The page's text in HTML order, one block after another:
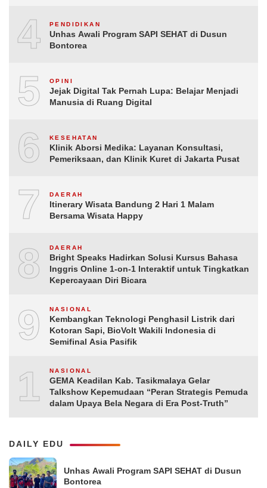
4 PENDIDIKAN
Unhas Awali Program SAPI SEHAT di Dusun
Bontorea
5 OPINI
Jejak Digital Tak Pernah Lupa: Belajar Menjadi
Manusia di Ruang Digital
6 KESEHATAN
Klinik Aborsi Medika: Layanan Konsultasi,
Pemeriksaan, dan Klinik Kuret di Jakarta Pusat
7 DAERAH
Itinerary Wisata Bandung 2 Hari 1 Malam
Bersama Wisata Happy
8 DAERAH
Bright Speaks Hadirkan Solusi Kursus Bahasa
Inggris Online 1-on-1 Interaktif untuk Tingkatkan
Kepercayaan Diri Bicara
9 NASIONAL
Kembangkan Teknologi Penghasil Listrik dari
Kotoran Sapi, BioVolt Wakili Indonesia di
Semifinal Asia Pasifik
10NASIONAL
GEMA Keadilan Kab. Tasikmalaya Gelar
Talkshow Kepemudaan “Peran Strategis Pemuda
dalam Upaya Bela Negara di Era Post-Truth”
DAILY EDU
Unhas Awali Program SAPI SEHAT di Dusun
Bontorea